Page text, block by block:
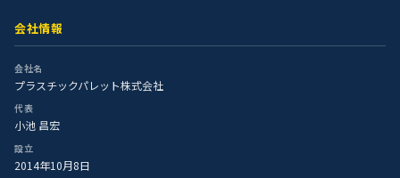
会社情報
会社名
プラスチックパレット株式会社
代表
小池 昌宏
設立
2014年10月8日